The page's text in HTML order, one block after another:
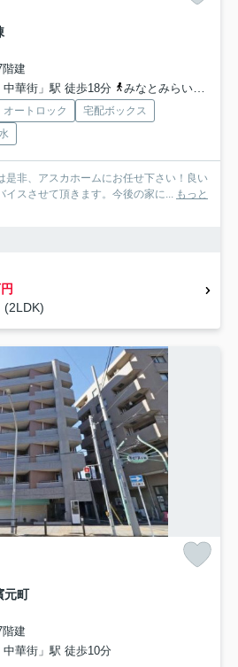
建
華街」駅 徒歩18分
みなとみらい線「日本大通り」駅 バス11分 横浜市営バス「みなと赤十字病院入口」 停歩4分
オートロック
宅配ボックス
是非、アスカホームにお任せ下さい！良い
スさせて頂きます。今後の家に...
もっと
(2LDK)
元町
建
華街」駅 徒歩10分